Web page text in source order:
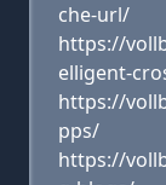
che-url/
https://
elligent-
https://
pps/
https://